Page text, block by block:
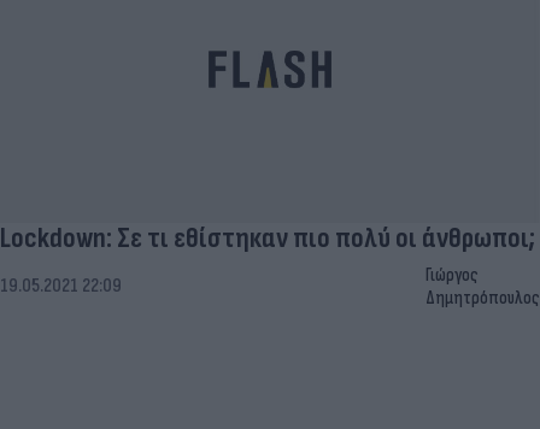
Lockdown: Σε τι εθίστηκαν πιο πολύ οι άνθρωποι;
19.05.2021 22:09
Γιώργος
Δημητρόπουλος